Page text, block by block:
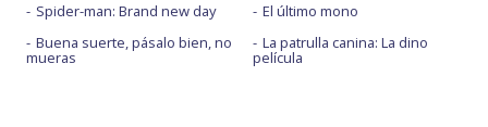
Spider-man: Brand new day
Buena suerte, pásalo bien, no
mueras
El último mono
La patrulla canina: La dino
película